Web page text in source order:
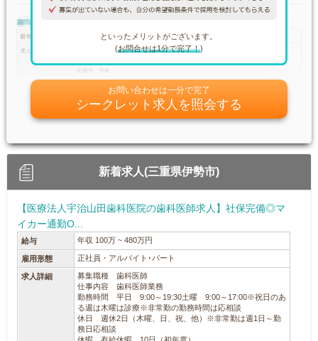
といったメリットがございます。
(お問合せは1分で完了！)
お問い合わせは一分で完了
シークレット求人を照会する
新着求人(三重県伊勢市)
【医療法人宇治山田歯科医院の歯科医師求人】社保完備◎マ
イカー通勤O...
給与 年収 100万 ~ 480万円
雇用形態 正社員・アルバイト･パート
求人詳細
募集職種 歯科医師
仕事内容 歯科医師業務
勤務時間 平日 9:00～19:30土曜 9:00～17:00※祝日のあ
る週は木曜は診療※非常勤の勤務時間は応相談
休日 週休2日（木曜、日、祝、他）※非常勤は週1日～勤
務日応相談